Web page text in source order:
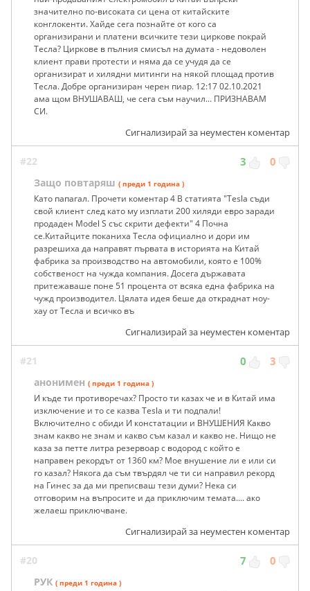
значително по-високата си цена от китайските
конглокенти. Хайде сега познайте от кого са
организирани и платени всичките тези циркове покрай
Тесла? Циркове в пълния смисъл на думата - недоволен
клиент прави протести и няма да се учудя да се
организират и хилядни митинги на някой площад против
Тесла. Добре организиран черен пиар. 12:17 02.10.2021
ама щом ВНУШАВАШ, че сега съм научил... ПРИЗНАВАМ
СИ.
Сигнализирай за неуместен коментар
#22 3 0
Защо повтаряш ( преди 1 година )
Като папагал. Прочети коментар 4 В статията "Tesla съди
свой клиент след като му изплати 200 хиляди евро заради
продаден Model S със скрити дефекти" 4 Почна
се.Китайците поканиха Тесла официално и дори им
разрешиха да направят първата в историята на Китай
фабрика за производство на автомобили, която е 100%
собственост на чужда компания. Досега държавата
притежаваше поне 51 процента от всяка една фабрика на
чужд производител. Цялата идея беше да откраднат ноу-
хау от Тесла и всичко въ
Сигнализирай за неуместен коментар
#21 0 3
анонимен ( преди 1 година )
И къде ти противоречах? Просто ти казах че и в Китай има
изключение и то се казва Tesla и ти подпали!
Включително с обиди И констатации и ВНУШЕНИЯ Какво
знам какво не знам и какво съм казал и какво не. Нищо не
каза за петте литра резервоар с водород с който е
направен рекордът от 1360 км? Мое внушение ли е или си
го казал? Някога да съм твърдял че ти си направил рекорд
на Гинес за да ми преписваш тези думи? Нека си
отговорим на въпросите и да приключим темата.... ако
желаеш приключване.
Сигнализирай за неуместен коментар
#20 7 0
РУК ( преди 1 година )